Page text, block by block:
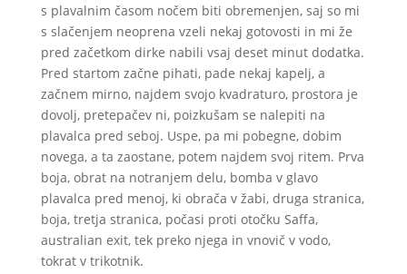
s plavalnim časom nočem biti obremenjen, saj so mi
s slačenjem neoprena vzeli nekaj gotovosti in mi že
pred začetkom dirke nabili vsaj deset minut dodatka.
Pred startom začne pihati, pade nekaj kapelj, a
začnem mirno, najdem svojo kvadraturo, prostora je
dovolj, pretepačev ni, poizkušam se nalepiti na
plavalca pred seboj. Uspe, pa mi pobegne, dobim
novega, a ta zaostane, potem najdem svoj ritem. Prva
boja, obrat na notranjem delu, bomba v glavo
plavalca pred menoj, ki obrača v žabi, druga stranica,
boja, tretja stranica, počasi proti otočku Saffa,
australian exit, tek preko njega in vnovič v vodo,
tokrat v trikotnik.